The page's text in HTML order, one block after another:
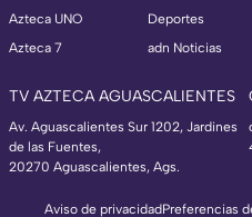
Azteca UNO
Azteca 7
Deportes
adn Noticias
TV AZTECA AGUASCALIENTES
Av. Aguascalientes Sur 1202, Jardines
de las Fuentes,
20270 Aguascalientes, Ags.
Aviso de privacidadPreferencias